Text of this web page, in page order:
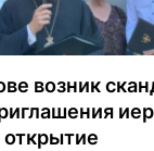
возник